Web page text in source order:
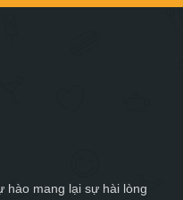
hào mang lại sự hài lòng